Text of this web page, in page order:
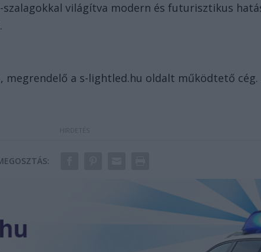
szalagokkal világítva modern és futurisztikus
megrendelő a s-lightled.hu oldalt működtető cég.